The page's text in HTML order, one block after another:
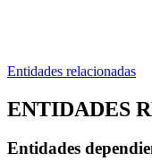
Entidades relacionadas
ENTIDADES
Entidades